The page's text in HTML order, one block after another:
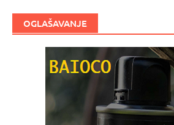
OGLAŠAVANJE